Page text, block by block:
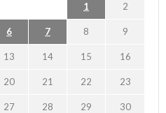
1 2
6 7 8 9
13 14 15 16
20 21 22 23
27 28 29 30